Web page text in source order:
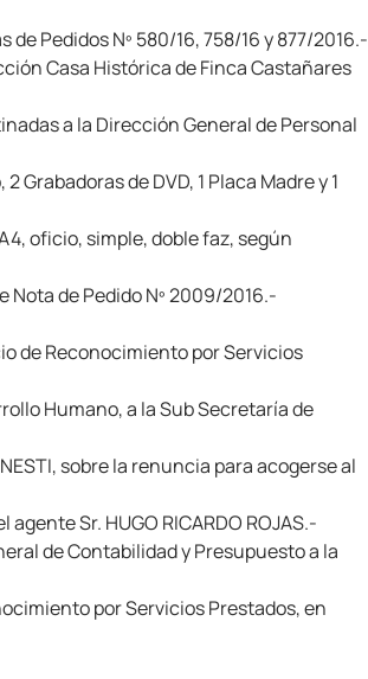
Pedidos Nº 580/16, 758/16 y 877/2016.-
Casa Histórica de Finca Castañares
a la Dirección General de Personal
Grabadoras de DVD, 1 Placa Madre y 1
oficio, simple, doble faz, según
de Pedido Nº 2009/2016.-
de Reconocimiento por Servicios
Humano, a la Sub Secretaría de
sobre la renuncia para acogerse al
Sr. HUGO RICARDO ROJAS.-
de Contabilidad y Presupuesto a la
por Servicios Prestados, en